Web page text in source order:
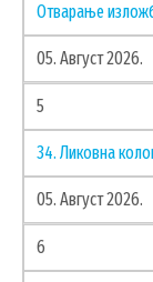
ГИС
Отварање
05. Август 2026.
5
34. Ликовна
05. Август 2026.
6